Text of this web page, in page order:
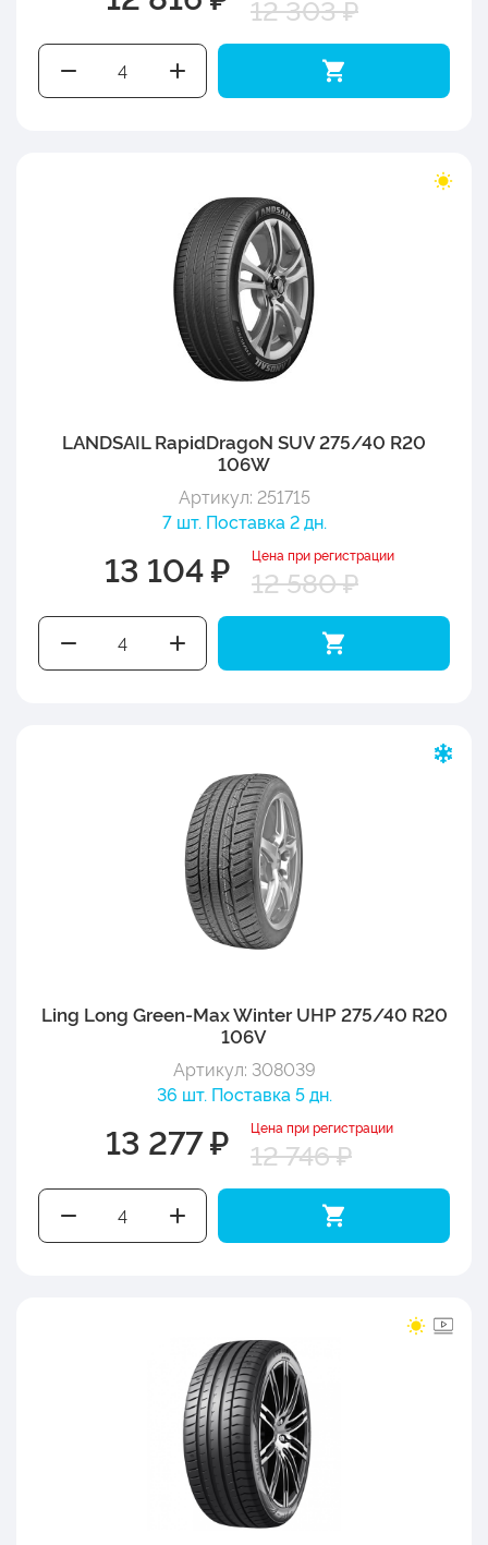
12 303 ₽
LANDSAIL RapidDragoN SUV 275/40 R20
106W
Артикул: 251715
7 шт. Поставка 2 дн.
13 104 ₽ Цена при регистрации
12 580 ₽
Ling Long Green-Max Winter UHP 275/40 R20
106V
Артикул: 308039
36 шт. Поставка 5 дн.
13 277 ₽ Цена при регистрации
12 746 ₽